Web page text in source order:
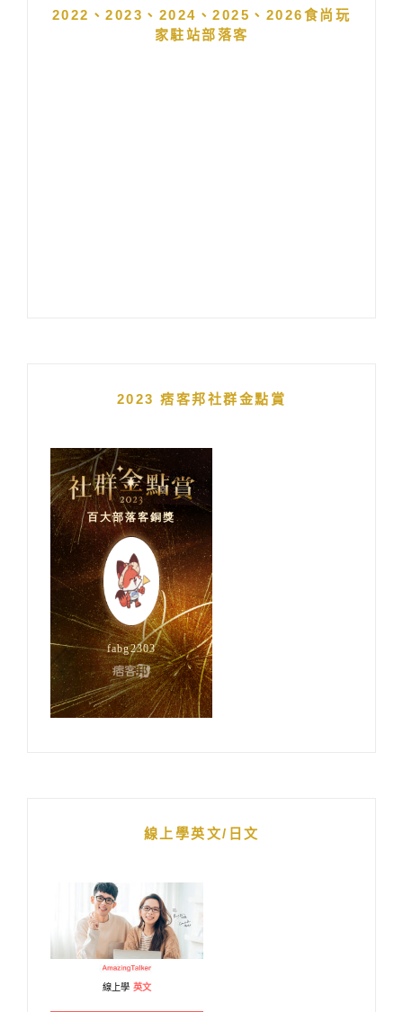
2022、2023、2024、2025、2026食尚玩
家駐站部落客
2023 痞客邦社群金點賞
線上學英文/日文
線上學 英文